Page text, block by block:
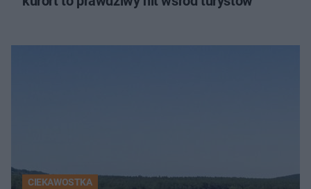
CIEKAWOSTKA